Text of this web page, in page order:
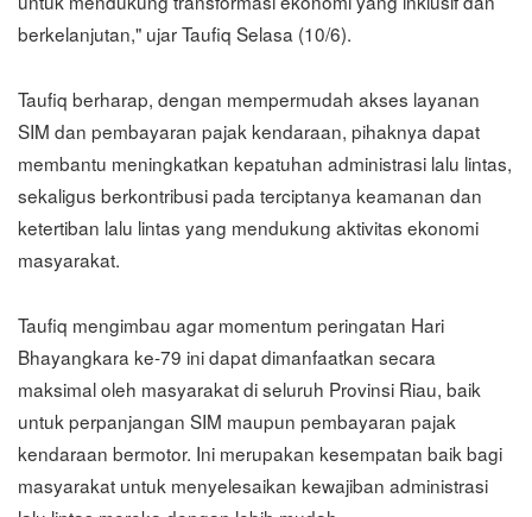
berkelanjutan," ujar Taufiq Selasa (10/6).
Taufiq berharap, dengan mempermudah akses layanan
SIM dan pembayaran pajak kendaraan, pihaknya dapat
membantu meningkatkan kepatuhan administrasi lalu lintas,
sekaligus berkontribusi pada terciptanya keamanan dan
ketertiban lalu lintas yang mendukung aktivitas ekonomi
masyarakat.
Taufiq mengimbau agar momentum peringatan Hari
Bhayangkara ke-79 ini dapat dimanfaatkan secara
maksimal oleh masyarakat di seluruh Provinsi Riau, baik
untuk perpanjangan SIM maupun pembayaran pajak
kendaraan bermotor. Ini merupakan kesempatan baik bagi
masyarakat untuk menyelesaikan kewajiban administrasi